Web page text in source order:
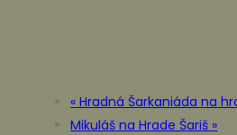
« Hradná Šarkaniáda na
Mikuláš na Hrade Šariš »